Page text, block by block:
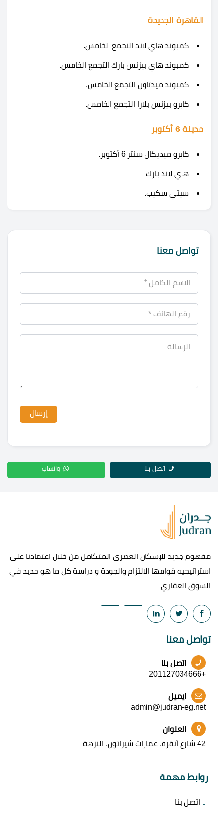
القاهرة الجديدة
كمبوند هاي لاند التجمع الخامس.
كمبوند هاي بيزنس بارك التجمع الخامس.
كمبوند ميدتاون التجمع الخامس.
كايرو بيزنس بلازا التجمع الخامس.
مدينة 6 أكتوبر
كايرو ميديكال سنتر 6 أكتوبر.
هاي لاند بارك.
سيتي سكيب.
تواصل معنا
اتصل بنا واتساب
مفهوم جديد للإسكان العصرى المتكامل من خلال اعتمادنا على
استراتيجيه قوامها الالتزام والجودة و دراسة كل ما هو جديد في
السوق العقاري
تواصل معنا
اتصل بنا
+201127034666
ايميل
admin@judran-eg.net
العنوان
42 شارع أنقرة, عمارات شيراتون, النزهة
روابط مهمة
اتصل بنا